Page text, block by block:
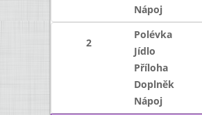
Nápoj
2
Polévka
Jídlo
Příloha
Doplněk
Nápoj